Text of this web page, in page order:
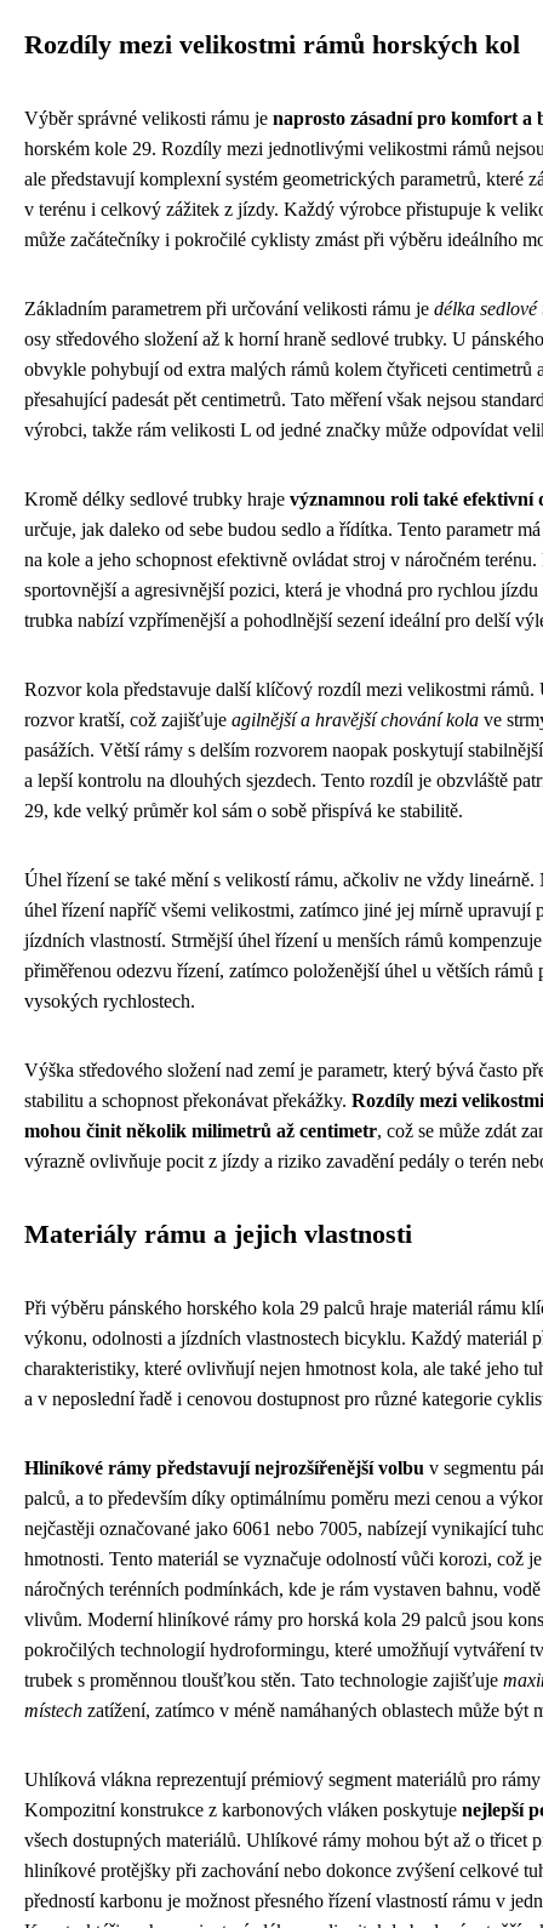
Rozdíly mezi velikostmi rámů horských kol
Výběr správné velikosti rámu je naprosto zásadní pro komfort a
horském kole 29. Rozdíly mezi jednotlivými velikostmi rámů
ale představují komplexní systém geometrických parametrů, které
v terénu i celkový zážitek z jízdy. Každý výrobce přistupuje k
může začátečníky i pokročilé cyklisty zmást při výběru ideálního
Základním parametrem při určování velikosti rámu je délka sedlové
osy středového složení až k horní hraně sedlové trubky. U
obvykle pohybují od extra malých rámů kolem čtyřiceti centimetrů
přesahující padesát pět centimetrů. Tato měření však nejsou
výrobci, takže rám velikosti L od jedné značky může odpovídat
Kromě délky sedlové trubky hraje významnou roli také
určuje, jak daleko od sebe budou sedlo a řídítka. Tento parametr
na kole a jeho schopnost efektivně ovládat stroj v náročném
sportovnější a agresivnější pozici, která je vhodná pro rychlou
trubka nabízí vzpřímenější a pohodlnější sezení ideální pro delší
Rozvor kola představuje další klíčový rozdíl mezi velikostmi rámů.
rozvor kratší, což zajišťuje agilnější a hravější chování kola ve
pasážích. Větší rámy s delším rozvorem naopak poskytují
a lepší kontrolu na dlouhých sjezdech. Tento rozdíl je obzvláště
29, kde velký průměr kol sám o sobě přispívá ke stabilitě.
Úhel řízení se také mění s velikostí rámu, ačkoliv ne vždy
úhel řízení napříč všemi velikostmi, zatímco jiné jej mírně upravují
jízdních vlastností. Strmější úhel řízení u menších rámů
přiměřenou odezvu řízení, zatímco položenější úhel u větších rámů
vysokých rychlostech.
Výška středového složení nad zemí je parametr, který bývá často
stabilitu a schopnost překonávat překážky. Rozdíly mezi
mohou činit několik milimetrů až centimetr, což se může zdát
výrazně ovlivňuje pocit z jízdy a riziko zavadění pedály o terén
Materiály rámu a jejich vlastnosti
Při výběru pánského horského kola 29 palců hraje materiál rámu
výkonu, odolnosti a jízdních vlastnostech bicyklu. Každý materiál
charakteristiky, které ovlivňují nejen hmotnost kola, ale také jeho
a v neposlední řadě i cenovou dostupnost pro různé kategorie
Hliníkové rámy představují nejrozšířenější volbu v segmentu
palců, a to především díky optimálnímu poměru mezi cenou a
nejčastěji označované jako 6061 nebo 7005, nabízejí vynikající
hmotnosti. Tento materiál se vyznačuje odolností vůči korozi, což
náročných terénních podmínkách, kde je rám vystaven bahnu,
vlivům. Moderní hliníkové rámy pro horská kola 29 palců jsou
pokročilých technologií hydroformingu, které umožňují vytváření
trubek s proměnnou tloušťkou stěn. Tato technologie zajišťuje
místech zatížení, zatímco v méně namáhaných oblastech může být
Uhlíková vlákna reprezentují prémiový segment materiálů pro
Kompozitní konstrukce z karbonových vláken poskytuje nejlepší
všech dostupných materiálů. Uhlíkové rámy mohou být až o třicet
hliníkové protějšky při zachování nebo dokonce zvýšení celkové
předností karbonu je možnost přesného řízení vlastností rámu v